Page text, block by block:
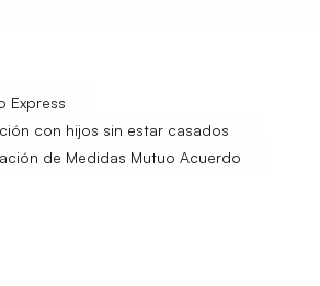
Express
con hijos sin estar casados
de Medidas Mutuo Acuerdo